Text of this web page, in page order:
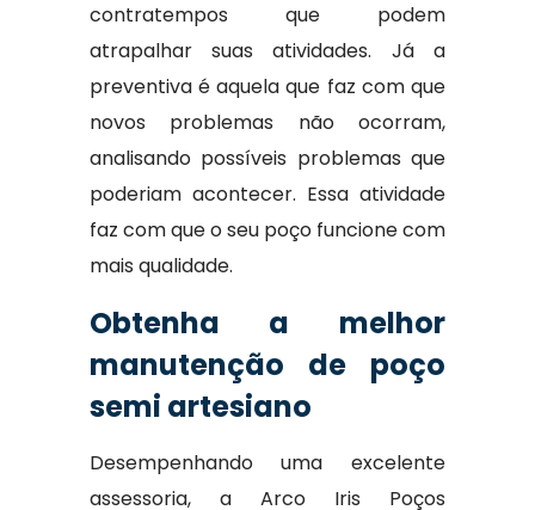
contratempos que podem
atrapalhar suas atividades. Já a
preventiva é aquela que faz com que
novos problemas não ocorram,
analisando possíveis problemas que
poderiam acontecer. Essa atividade
faz com que o seu poço funcione com
mais qualidade.
Obtenha a melhor
manutenção de poço
semi artesiano
Desempenhando uma excelente
assessoria, a Arco Iris Poços